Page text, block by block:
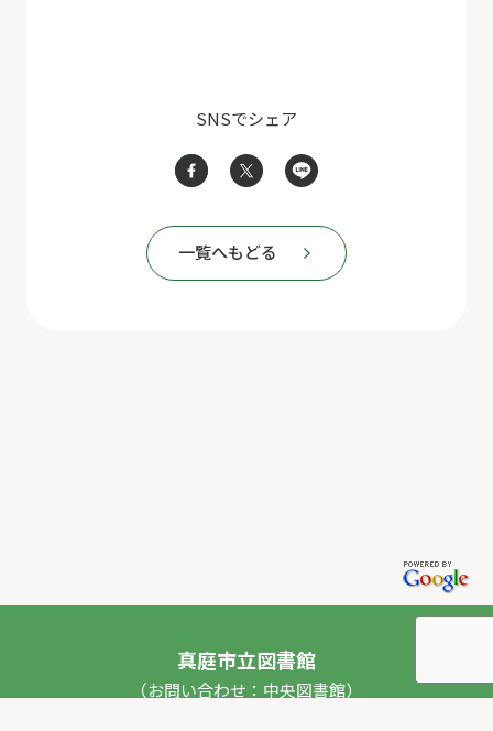
SNSでシェア
一覧へもどる
真庭市立図書館
（お問い合わせ：中央図書館）